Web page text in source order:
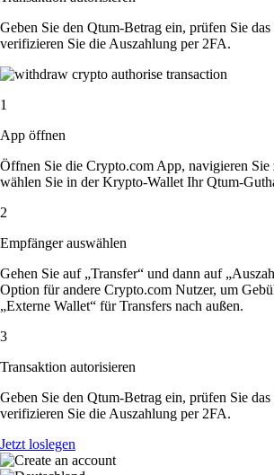
Geben Sie den Qtum-Betrag ein, prüfen Sie
verifizieren Sie die Auszahlung per 2FA.
1
App öffnen
Öffnen Sie die Crypto.com App, navigieren
wählen Sie in der Krypto-Wallet Ihr Qtum-
2
Empfänger auswählen
Gehen Sie auf „Transfer“ und dann auf
Option für andere Crypto.com Nutzer, um
„Externe Wallet“ für Transfers nach außen.
3
Transaktion autorisieren
Geben Sie den Qtum-Betrag ein, prüfen Sie
verifizieren Sie die Auszahlung per 2FA.
Jetzt loslegen